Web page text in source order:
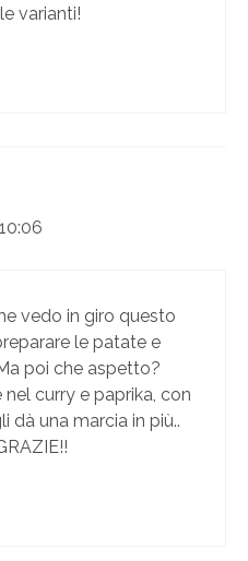
varianti!
vedo in giro questo
le patate e
poi che aspetto?
nel curry e paprika, con
una marcia in più..